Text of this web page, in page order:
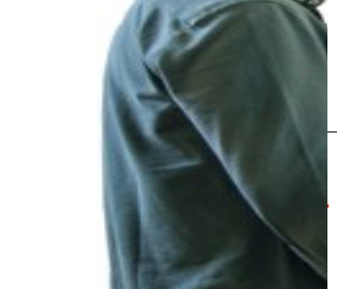
EROSKI
l'alimentació saludable.